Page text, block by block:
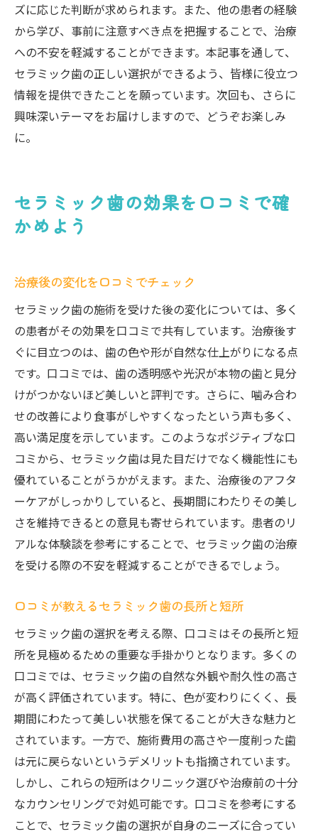
セラミック歯の満足度を口コミから見極める方
法
口コミが示すセラミック歯の満足度評価法
患者の声から見えるセラミック歯の満足度
指標
方法
口コミを基にしたセラミック歯の満足度向
満足度の実情
ズに応じた判断が求められます。また、他の患者の経験
から学び、事前に注意すべき点を把握することで、治療
への不安を軽減することができます。本記事を通して、
セラミック歯の正しい選択ができるよう、皆様に役立つ
情報を提供できたことを願っています。次回も、さらに
興味深いテーマをお届けしますので、どうぞお楽しみ
に。
セラミック歯の効果を口コミで確
かめよう
治療後の変化を口コミでチェック
セラミック歯の施術を受けた後の変化については、多く
の患者がその効果を口コミで共有しています。治療後す
ぐに目立つのは、歯の色や形が自然な仕上がりになる点
です。口コミでは、歯の透明感や光沢が本物の歯と見分
けがつかないほど美しいと評判です。さらに、噛み合わ
せの改善により食事がしやすくなったという声も多く、
高い満足度を示しています。このようなポジティブな口
コミから、セラミック歯は見た目だけでなく機能性にも
優れていることがうかがえます。また、治療後のアフタ
ーケアがしっかりしていると、長期間にわたりその美し
さを維持できるとの意見も寄せられています。患者のリ
アルな体験談を参考にすることで、セラミック歯の治療
を受ける際の不安を軽減することができるでしょう。
口コミが教えるセラミック歯の長所と短所
セラミック歯の選択を考える際、口コミはその長所と短
所を見極めるための重要な手掛かりとなります。多くの
口コミでは、セラミック歯の自然な外観や耐久性の高さ
が高く評価されています。特に、色が変わりにくく、長
期間にわたって美しい状態を保てることが大きな魅力と
されています。一方で、施術費用の高さや一度削った歯
は元に戻らないというデメリットも指摘されています。
しかし、これらの短所はクリニック選びや治療前の十分
なカウンセリングで対処可能です。口コミを参考にする
ことで、セラミック歯の選択が自身のニーズに合ってい